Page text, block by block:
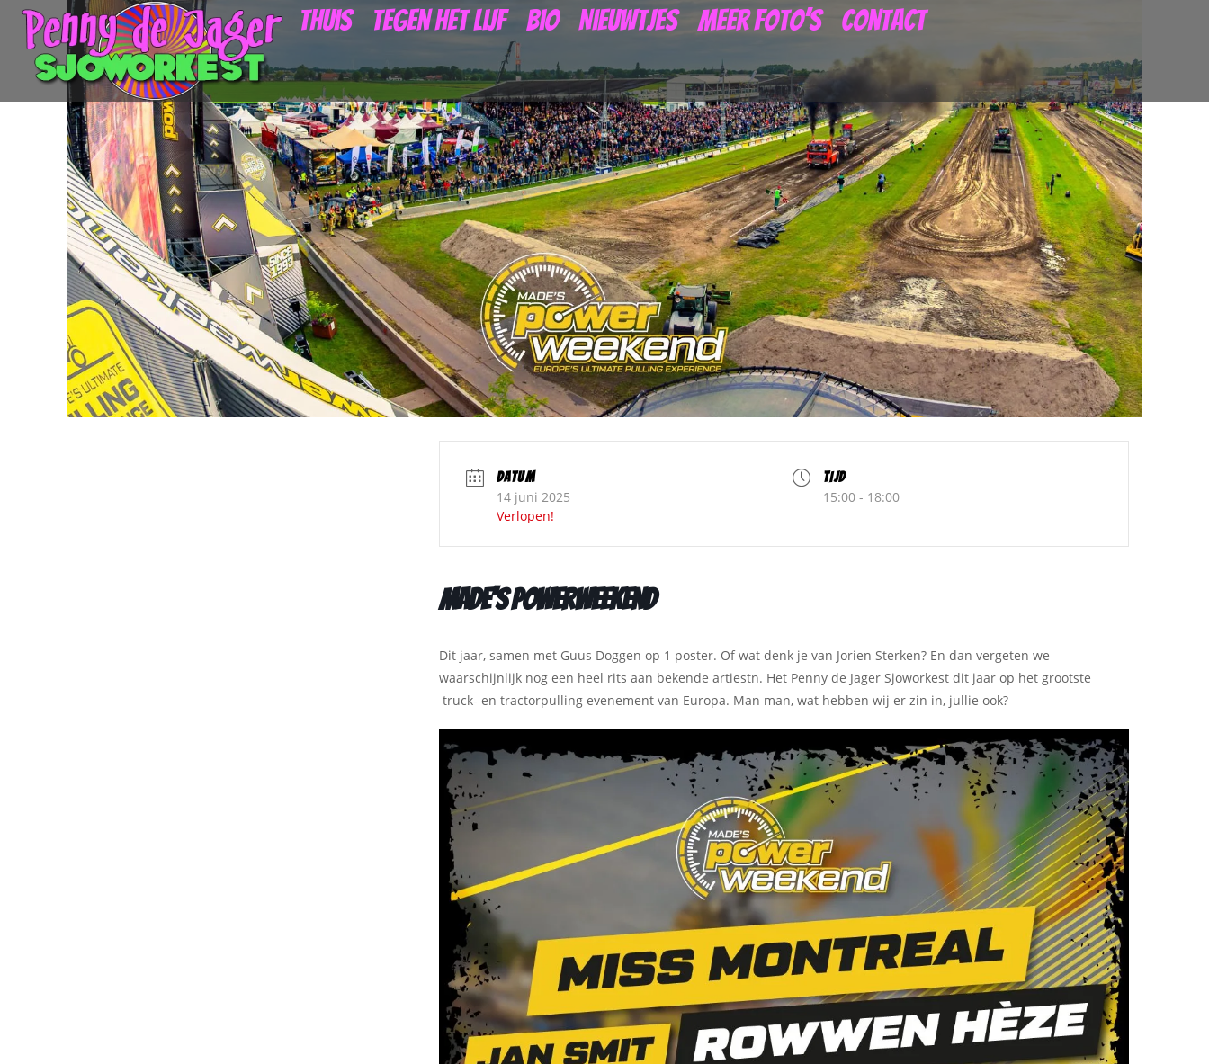
Thuis Tegen het lijf Bio Nieuwtjes Meer foto’s Contact
DATUM
14 juni 2025
Verlopen!
TIJD
15:00 - 18:00
Made’s Powerweekend
Dit jaar, samen met Guus Doggen op 1 poster. Of wat denk je van Jorien Sterken? En dan vergeten we
waarschijnlijk nog een heel rits aan bekende artiestn. Het Penny de Jager Sjoworkest dit jaar op het grootste
truck- en tractorpulling evenement van Europa. Man man, wat hebben wij er zin in, jullie ook?